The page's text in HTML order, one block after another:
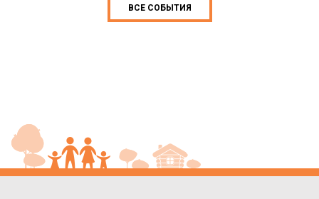
ВСЕ СОБЫТИЯ